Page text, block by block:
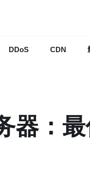
DDoS CDN
器：